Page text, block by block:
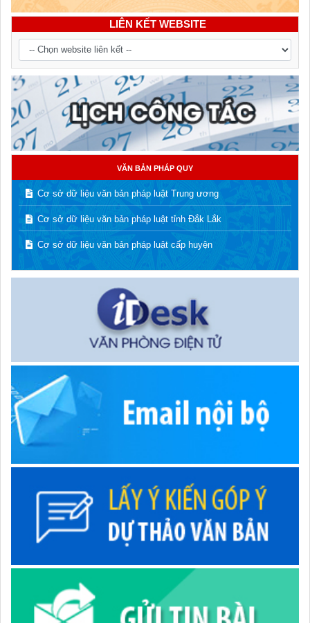
LIÊN KẾT WEBSITE
VĂN BẢN PHÁP QUY
Cơ sở dữ liệu văn bản pháp luật Trung ương
Cơ sở dữ liệu văn bản pháp luật tỉnh Đắk Lắk
Cơ sở dữ liệu văn bản pháp luật cấp huyện